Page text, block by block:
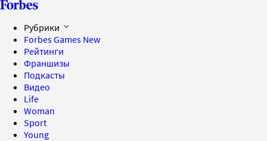
Рубрики
Forbes Games New
Рейтинги
Франшизы
Подкасты
Видео
Life
Woman
Sport
Young